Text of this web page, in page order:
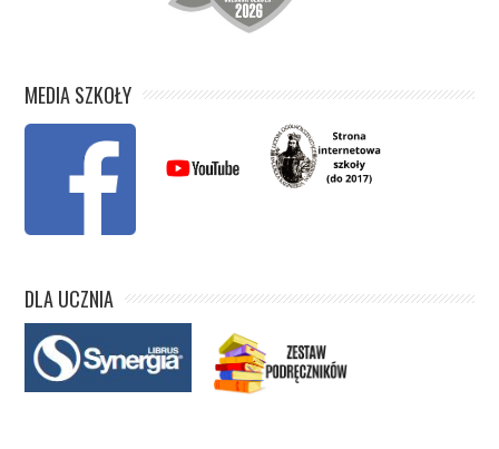
MEDIA SZKOŁY
DLA UCZNIA